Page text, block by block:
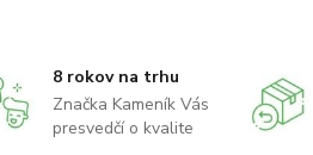
8 rokov na trhu
Značka Kameník Vás
presvedčí o kvalite